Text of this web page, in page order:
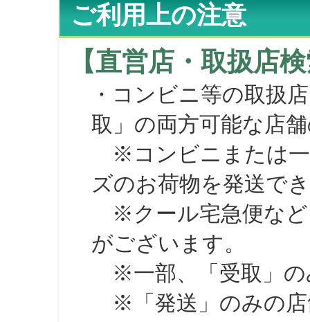
ご利用上の注意
【直営店・取扱店
・コンビニ等の取扱
取」の両方可能な店
※コンビニまたは一
ズのお荷物を発送で
※クール宅急便など
がございます。
※一部、「受取」の
※「発送」のみの店